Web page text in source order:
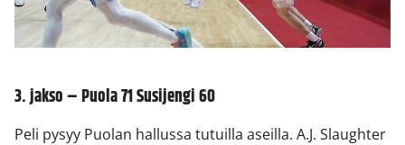
3. jakso – Puola 71 Susijengi 60
Peli pysyy Puolan hallussa tutuilla aseilla. A.J. Slaughter